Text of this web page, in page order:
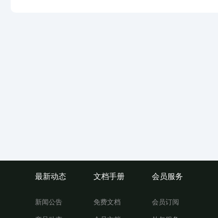
最新动态
新闻公告
文档手册
免费文档
会员服务
会员订阅